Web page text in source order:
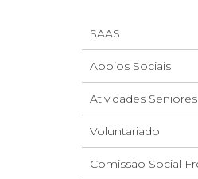
SAAS
Apoios Sociais
Atividades Seniores
Voluntariado
Comissão Social